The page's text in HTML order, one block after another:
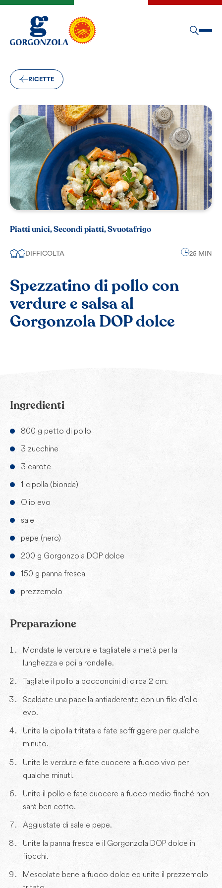
RICETTE
Piatti unici, Secondi piatti, Svuotafrigo
DIFFICOLTÀ 25 MIN
Spezzatino di pollo con
verdure e salsa al
Gorgonzola DOP dolce
Ingredienti
800 g petto di pollo
3 zucchine
3 carote
1 cipolla (bionda)
Olio evo
sale
pepe (nero)
200 g Gorgonzola DOP dolce
150 g panna fresca
prezzemolo
Preparazione
Mondate le verdure e tagliatele a metà per la
lunghezza e poi a rondelle.
Tagliate il pollo a bocconcini di circa 2 cm.
Scaldate una padella antiaderente con un filo d’olio
evo.
Unite la cipolla tritata e fate soffriggere per qualche
minuto.
Unite le verdure e fate cuocere a fuoco vivo per
qualche minuti.
Unite il pollo e fate cuocere a fuoco medio finché non
sarà ben cotto.
Aggiustate di sale e pepe.
Unite la panna fresca e il Gorgonzola DOP dolce in
fiocchi.
Mescolate bene a fuoco dolce ed unite il prezzemolo